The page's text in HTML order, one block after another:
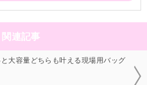
関連記事
と大容量どちらも叶える現場用バッグ